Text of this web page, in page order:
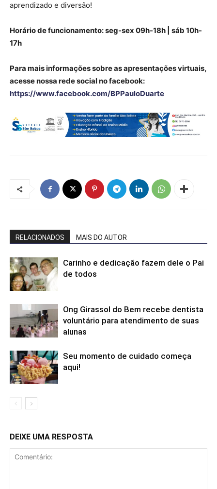
aprendizado e diversão!
Horário de funcionamento: seg-sex 09h-18h | sáb 10h-
17h
Para mais informações sobre as apresentações virtuais,
acesse nossa rede social no facebook:
https://www.facebook.com/BPPauloDuarte
RELACIONADOS MAIS DO AUTOR
Carinho e dedicação fazem dele o Pai
de todos
Ong Girassol do Bem recebe dentista
voluntário para atendimento de suas
alunas
Seu momento de cuidado começa
aqui!
DEIXE UMA RESPOSTA